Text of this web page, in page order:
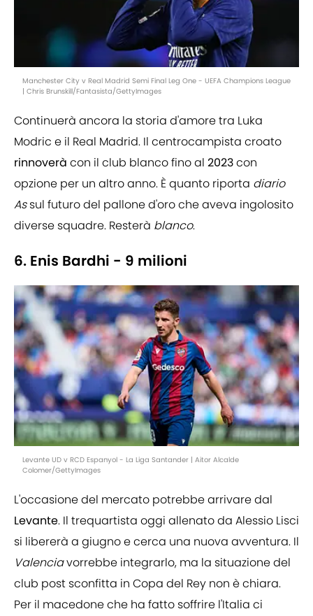
Manchester City v Real Madrid Semi Final Leg One - UEFA Champions League
| Chris Brunskill/Fantasista/GettyImages
Continuerà ancora la storia d'amore tra Luka
Modric e il Real Madrid. Il centrocampista croato
rinnoverà con il club blanco fino al 2023con
opzione per un altro anno. È quanto riporta diario
Assul futuro del pallone d'oro che aveva ingolosito
diverse squadre. Resterà blanco.
6. Enis Bardhi - 9 milioni
Levante UD v RCD Espanyol - La Liga Santander | Aitor Alcalde
Colomer/GettyImages
L'occasione del mercato potrebbe arrivare dal
Levante. Il trequartista oggi allenato da Alessio Lisci
si libererà a giugno e cerca una nuova avventura. Il
Valenciavorrebbe integrarlo, ma la situazione del
club post sconfitta in Copa del Rey non è chiara.
Per il macedone che ha fatto soffrire l'Italia ci